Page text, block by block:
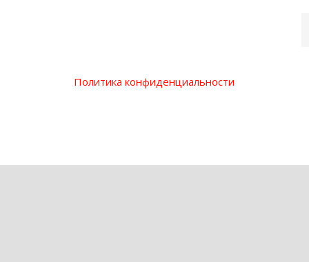
Политика конфиденциальности